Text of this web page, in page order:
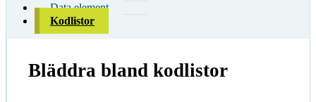
Data element
Kodlistor
Bläddra bland kodlistor